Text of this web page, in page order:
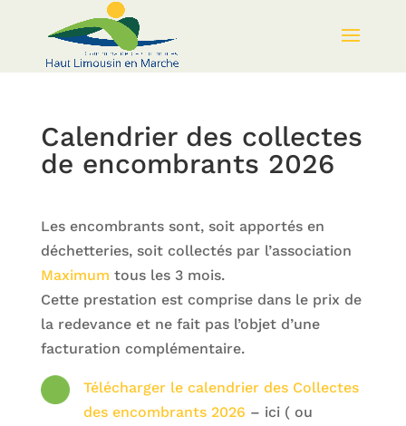
Calendrier des collectes
de encombrants 2026
Les encombrants sont, soit apportés en
déchetteries, soit collectés par l’association
Maximum tous les 3 mois.
Cette prestation est comprise dans le prix de
la redevance et ne fait pas l’objet d’une
facturation complémentaire.
Télécharger le calendrier des Collectes
des encombrants 2026 – ici ( ou